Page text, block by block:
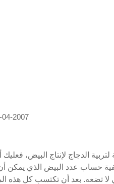
04-2007
الدجاج لإنتاج البيض،
حساب عدد البيض الذي يمكن
لا تضعه. بعد أن تكتسب كل هذه